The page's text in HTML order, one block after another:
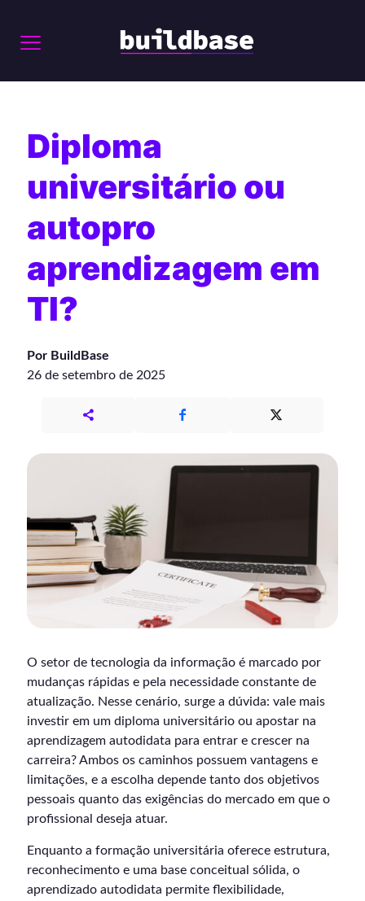
Diploma
universitário ou
autopro
aprendizagem em
TI?
Por BuildBase
26 de setembro de 2025
O setor de tecnologia da informação é marcado por
mudanças rápidas e pela necessidade constante de
atualização. Nesse cenário, surge a dúvida: vale mais
investir em um diploma universitário ou apostar na
aprendizagem autodidata para entrar e crescer na
carreira? Ambos os caminhos possuem vantagens e
limitações, e a escolha depende tanto dos objetivos
pessoais quanto das exigências do mercado em que o
profissional deseja atuar.
Enquanto a formação universitária oferece estrutura,
reconhecimento e uma base conceitual sólida, o
aprendizado autodidata permite flexibilidade,